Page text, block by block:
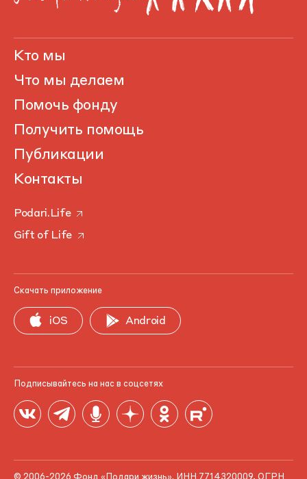
Кто мы
Что мы делаем
Помочь фонду
Получить помощь
Публикации
Контакты
Podari.Life
Gift of Life
Скачать приложение
iOS Android
Подписывайтесь на нас в соцсетях